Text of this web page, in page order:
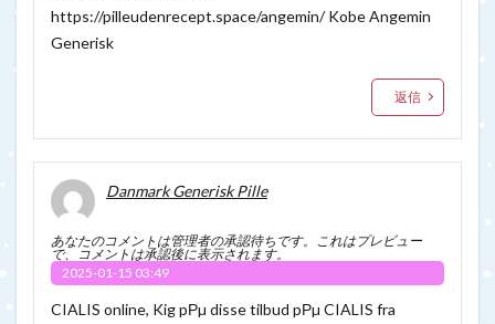
https://pilleudenrecept.space/angemin/Kobe Angemin
Generisk
返信
Danmark Generisk Pille
あなたのコメントは管理者の承認待ちです。これはプレビュー
で、コメントは承認後に表示されます。
2025-01-15 03:49
CIALIS online, Kig pРµ disse tilbud pРµ CIALIS fra